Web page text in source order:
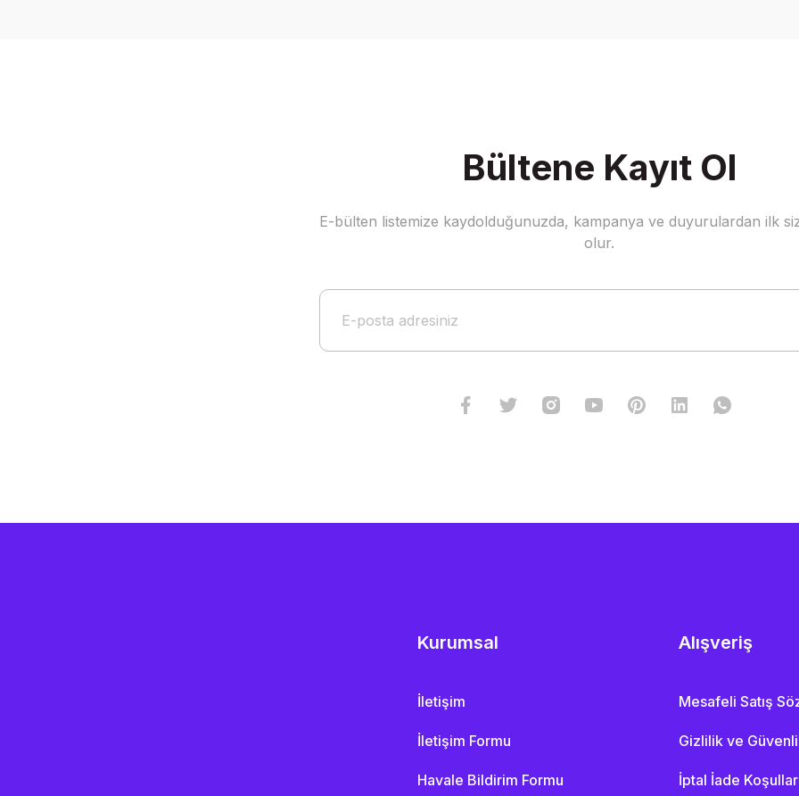
Gönder
Bültene Kayıt Ol
E-bülten listemize kaydolduğunuzda, kampanya ve duyurulardan ilk
olur.
Kurumsal
İletişim
İletişim Formu
Havale Bildirim Formu
Alışveriş
Mesafeli Satış
Gizlilik ve
İptal İade